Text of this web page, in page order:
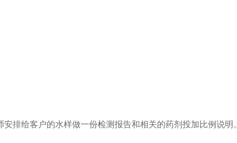
排给客户的水样做一份检测报告和相关的药剂投加比例说明。